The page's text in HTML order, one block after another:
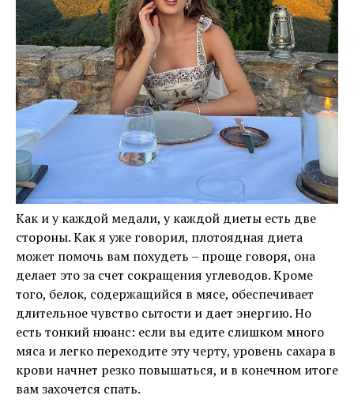
Как и у каждой медали, у каждой диеты есть две
стороны. Как я уже говорил, плотоядная диета
может помочь вам похудеть – проще говоря, она
делает это за счет сокращения углеводов. Кроме
того, белок, содержащийся в мясе, обеспечивает
длительное чувство сытости и дает энергию. Но
есть тонкий нюанс: если вы едите слишком много
мяса и легко переходите эту черту, уровень сахара в
крови начнет резко повышаться, и в конечном итоге
вам захочется спать.